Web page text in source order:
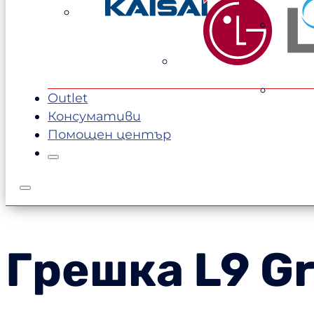
Outlet
Консумативи
Помощен център
Грешка L9